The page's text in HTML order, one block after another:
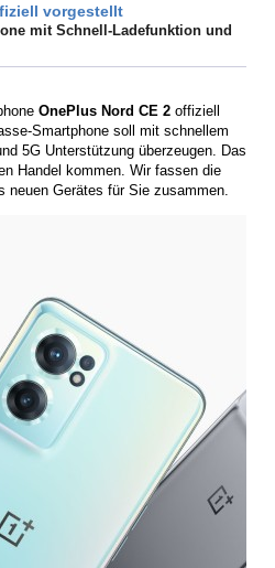
vorgestellt
mit Schnell-Ladefunktion und
OnePlus Nord CE 2 offiziell
Smartphone soll mit schnellem
5G Unterstützung überzeugen. Das
Handel kommen. Wir fassen die
Gerätes für Sie zusammen.